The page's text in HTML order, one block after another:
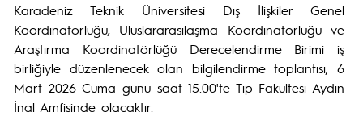
Karadeniz Teknik Üniversitesi Dış İlişkiler Genel
Koordinatörlüğü, Uluslararasılaşma Koordinatörlüğü ve
Araştırma Koordinatörlüğü Derecelendirme Birimi iş
birliğiyle düzenlenecek olan bilgilendirme toplantısı, 6
Mart 2026 Cuma günü saat 15.00'te Tıp Fakültesi Aydın
İnal Amfisinde olacaktır.